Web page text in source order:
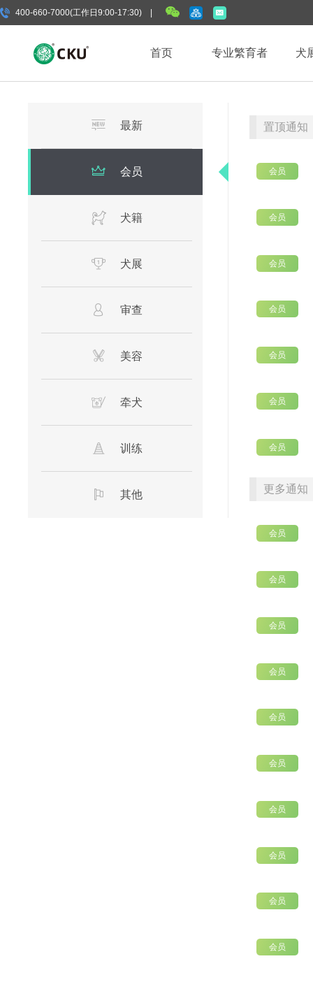
400-660-7000(工作日9:00-17:30) |
首页 专业繁育者 犬
最新
会员
犬籍
犬展
审查
美容
牵犬
训练
其他
置顶通知
会员
会员
会员
会员
会员
会员
会员
更多通知
会员
会员
会员
会员
会员
会员
会员
会员
会员
会员